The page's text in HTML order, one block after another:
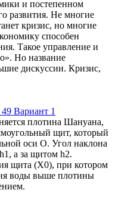
и постепенном
развития. Не многие
кризис, но многие
способен
Такое управление и
Но название
дискуссии. Кризис,
Вариант 1
плотина Шануана,
щит, который
оси О. Угол наклона
а за щитом h2.
щита (X0), при котором
воды выше плотины